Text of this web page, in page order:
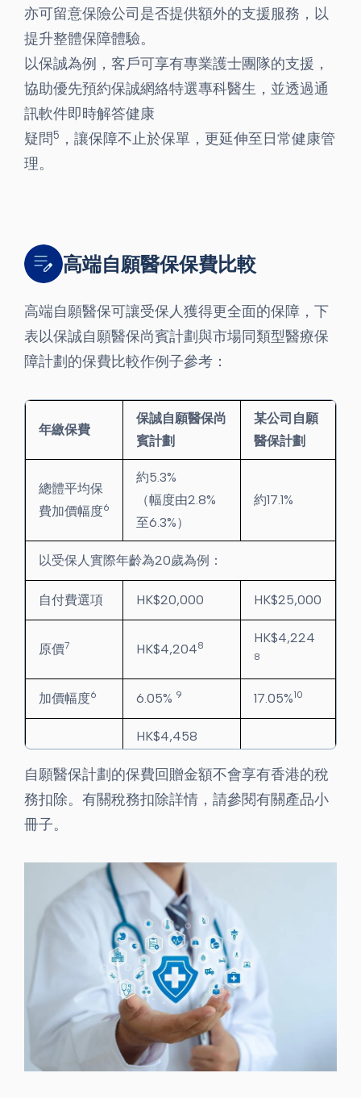
亦可留意保險公司是否提供額外的支援服務，以
提升整體保障體驗。
以保誠為例，客戶可享有專業護士團隊的支援，
協助優先預約保誠網絡特選專科醫生，並透過通
訊軟件即時解答健康
疑問5 ，讓保障不止於保單，更延伸至日常健康管
理。
高端自願醫保保費比較
高端自願醫保可讓受保人獲得更全面的保障，下
表以保誠自願醫保尚賓計劃與市場同類型醫療保
障計劃的保費比較作例子參考：
年繳保費
保誠自願醫保尚
賓計劃
某公司自願
醫保計劃
總體平均保
費加價幅度6
約5.3%
（幅度由2.8%
至6.3%）
約17.1%
以受保人實際年齡為20歲為例：
自付費選項 HK$20,000 HK$25,000
原價7 HK$4,2048 HK$4,224
8
加價幅度6 6.05% 9 17.05%10
年保費
HK$4,458
首年保費只需
HK$2,675
8 11！
HK$4,9448
自願醫保計劃的保費回贈金額不會享有香港的稅
務扣除。有關稅務扣除詳情，請參閱有關產品小
冊子。